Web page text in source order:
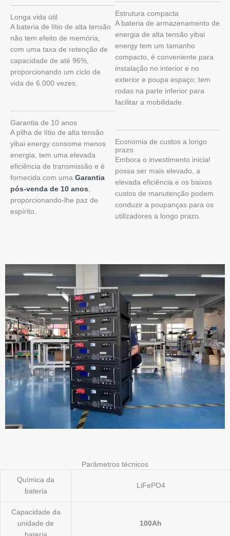
Longa vida útil
A bateria de lítio de alta tensão
não tem efeito de memória,
com uma taxa de retenção de
capacidade de até 96%,
proporcionando um ciclo de
vida de 6.000 vezes.
Garantia de 10 anos
A pilha de lítio de alta tensão
yibai energy consome menos
energia, tem uma elevada
eficiência de transmissão e é
fornecida com uma Garantia
pós-venda de 10 anos,
proporcionando-lhe paz de
espírito.
Estrutura compacta
A bateria de armazenamento de
energia de alta tensão yibai
energy tem um tamanho
compacto, é conveniente para
instalação no interior e no
exterior e poupa espaço; tem
rodas na parte inferior para
facilitar a mobilidade.
Economia de custos a longo
prazo
Embora o investimento inicial
possa ser mais elevado, a
elevada eficiência e os baixos
custos de manutenção podem
conduzir a poupanças para os
utilizadores a longo prazo.
Parâmetros técnicos
Química da
bateria
LiFePO4
Capacidade da
unidade de
100Ah